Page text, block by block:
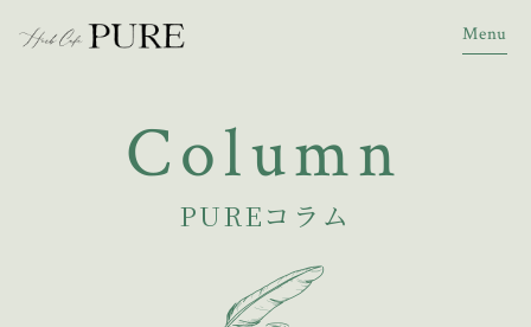
Menu
Column
PUREコラム